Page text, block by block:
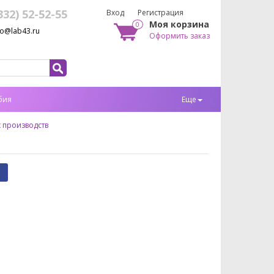
52-52-55 Вход Регистрация
0 Моя корзина
Оформить заказ
Еще